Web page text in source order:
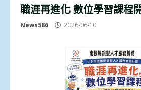
職涯再進化 數位學習課程
News586 2026-06-10